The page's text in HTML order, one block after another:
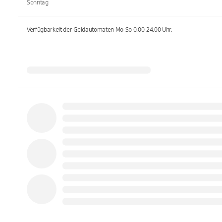
Sonntag
Verfügbarkeit der Geldautomaten Mo-So 0.00-24.00Uhr.